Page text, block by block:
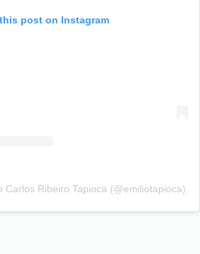
post on Instagram
Carlos Ribeiro Tapioca (@emiliotapioca)